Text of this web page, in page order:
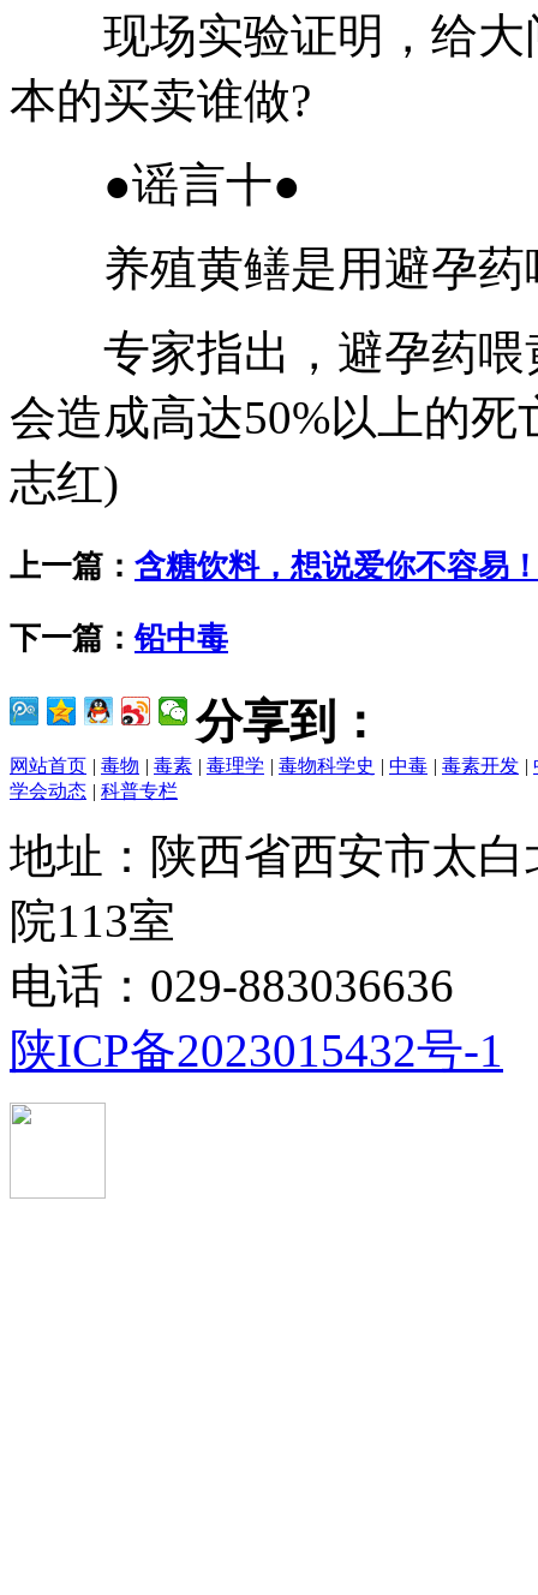
现场实验证明，给大
本的买卖谁做?
●谣言十●
养殖黄鳝是用避孕药
专家指出，避孕药喂
会造成高达50%以上的
志红)
上一篇： 含糖饮料，想说爱你不容易
下一篇：铅中毒
分享到：
网站首页 | 毒物 | 毒素 | 毒理学 | 毒物科学史 | 中毒 | 毒素开发 |
学会动态 | 科普专栏
地址：陕西省西安市太
院113室
电话：029-883036636
陕ICP备2023015432号-1